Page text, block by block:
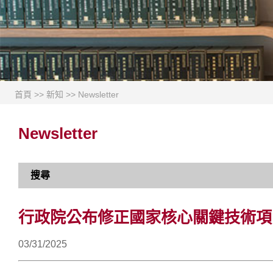
首頁 >> 新知 >> Newsletter
Newsletter
搜尋
行政院公布修正國家核心關鍵技術
03/31/2025